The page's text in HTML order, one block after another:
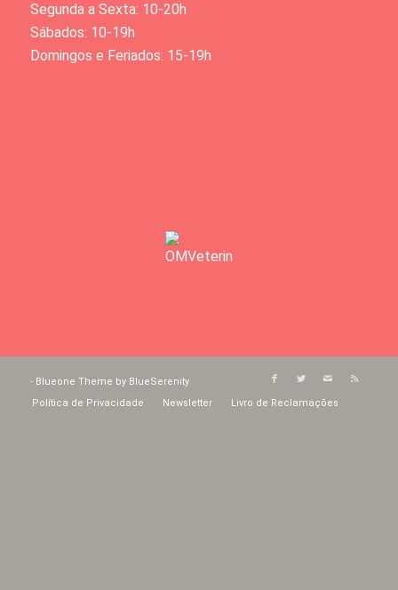
Segunda a Sexta: 10-20h
Sábados: 10-19h
Domingos e Feriados: 15-19h
- Blueone Theme by BlueSerenity
Política de Privacidade
Newsletter Livro de Reclamações